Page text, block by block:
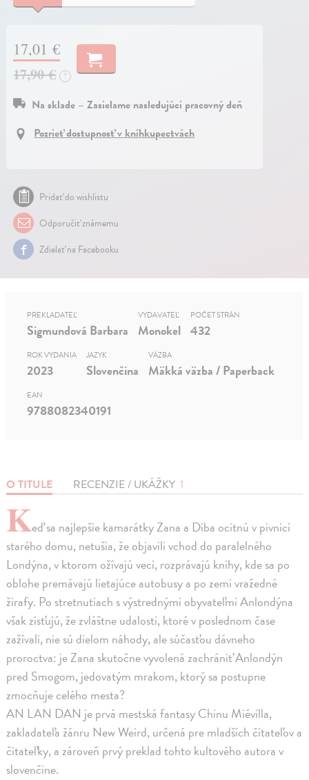
17,01 €
17,90 €
?
Na sklade – Zasielame nasledujúci pracovný deň
Pozrieť dostupnosť v kníhkupectvách
Pridať do wishlistu
Odporučiť známemu
Zdielať na Facebooku
O TITULE RECENZIE / UKÁŽKY 1
Keď sa najlepšie kamarátky Zana a Diba ocitnú v pivnici
starého domu, netušia, že objavili vchod do paralelného
Londýna, v ktorom ožívajú veci, rozprávajú knihy, kde sa po
oblohe premávajú lietajúce autobusy a po zemi vražedné
žirafy. Po stretnutiach s výstrednými obyvateľmi Anlondýna
však zisťujú, že zvláštne udalosti, ktoré v poslednom čase
zažívali, nie sú dielom náhody, ale súčasťou dávneho
proroctva: je Zana skutočne vyvolená zachrániť Anlondýn
pred Smogom, jedovatým mrakom, ktorý sa postupne
zmocňuje celého mesta?
AN LAN DAN je prvá mestská fantasy Chinu Miévilla,
zakladateľa žánru New Weird, určená pre mladších čitateľov a
čitateľky, a zároveň prvý preklad tohto kultového autora v
slovenčine.
PREKLADATEĽ
Sigmundová Barbara
VYDAVATEĽ
Monokel
POČET STRÁN
432
ROK VYDANIA
2023
JAZYK
Slovenčina
VÄZBA
Mäkká väzba / Paperback
EAN
9788082340191